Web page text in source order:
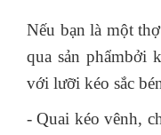
Nếu bạn là một
qua sản phẩmbởi
với lưỡi kéo sắc
- Quai kéo vênh,